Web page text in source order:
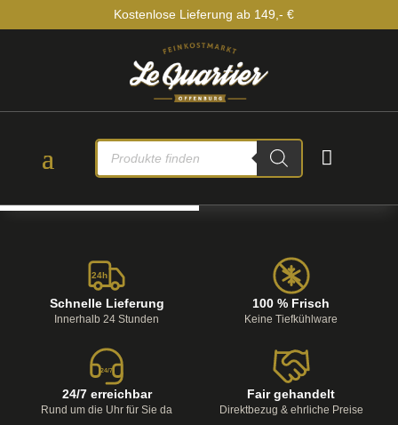
Kostenlose Lieferung ab 149,- €
PRODUCTS
SEARCH

24h
Schnelle Lieferung
Innerhalb 24 Stunden
100 % Frisch
Keine Tiefkühlware
24/7
24/7 erreichbar
Rund um die Uhr für Sie da
Fair gehandelt
Direktbezug & ehrliche Preise